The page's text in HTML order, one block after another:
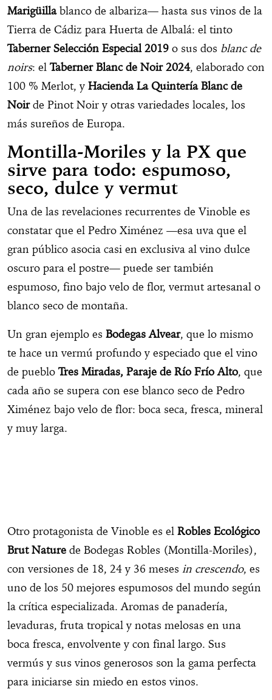
Marigüillablanco de albariza— hasta sus vinos de la
Tierra de Cádiz para Huerta de Albalá: el tinto
Taberner Selección Especial 2019 o sus dos blanc de
noirs: elTaberner Blanc de Noir 2024, elaborado con
100 % Merlot, y Hacienda La Quintería Blanc de
Noirde Pinot Noir y otras variedades locales, los
más sureños de Europa.
Montilla-Moriles y la PX que
sirve para todo: espumoso,
seco, dulce y vermut
Una de las revelaciones recurrentes de Vinoble es
constatar que el Pedro Ximénez —esa uva que el
gran público asocia casi en exclusiva al vino dulce
oscuro para el postre— puede ser también
espumoso, fino bajo velo de flor, vermut artesanal o
blanco seco de montaña.
Un gran ejemplo es Bodegas Alvear, que lo mismo
te hace un vermú profundo y especiado que el vino
de puebloTres Miradas, Paraje de Río Frío Alto, que
cada año se supera con ese blanco seco de Pedro
Ximénez bajo velo de flor: boca seca, fresca, mineral
y muy larga.
Otro protagonista de Vinoble es el Robles Ecológico
Brut Nature de Bodegas Robles (Montilla-Moriles),
con versiones de 18, 24 y 36 meses in crescendo, es
uno de los 50 mejores espumosos del mundo según
la crítica especializada. Aromas de panadería,
levaduras, fruta tropical y notas melosas en una
boca fresca, envolvente y con final largo. Sus
vermús y sus vinos generosos son la gama perfecta
para iniciarse sin miedo en estos vinos.